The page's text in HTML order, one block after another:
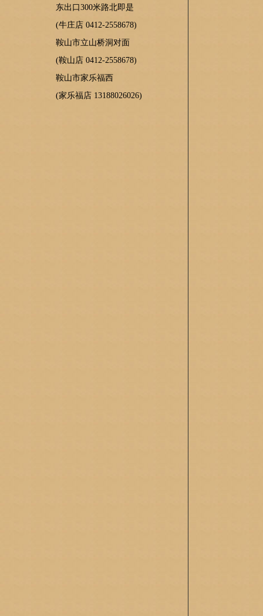
东出口300米路北即是
(牛庄店 0412-2558678)
鞍山市立山桥洞对面
(鞍山店 0412-2558678)
鞍山市家乐福西
(家乐福店 13188026026)